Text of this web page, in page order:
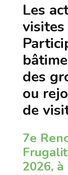
Les
visites
des
ou
de
7e
2026,